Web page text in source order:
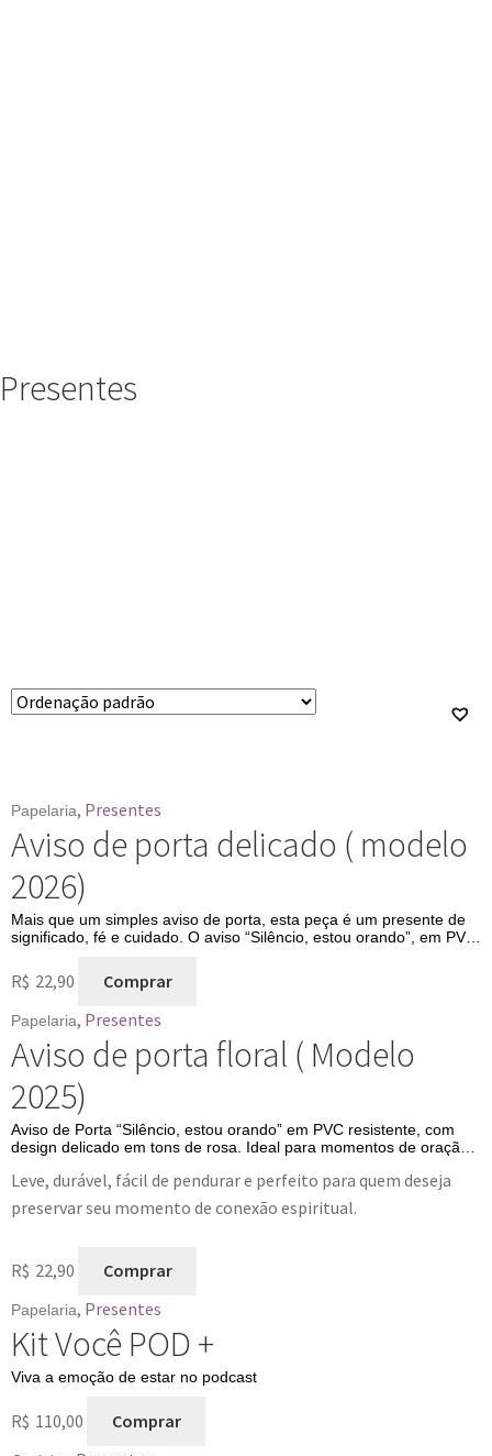
Presentes
Papelaria, Presentes
Aviso de porta delicado ( modelo
2026)
Mais que um simples aviso de porta, esta peça é um presente de
significado, fé e cuidado. O aviso “Silêncio, estou orando”, em PVC
presentear pessoas que amam momentos de conexão espiritual.
Uma lembrança especial para quem valoriza fé, propósito e
R$ 22,90 Comprar
Papelaria, Presentes
Aviso de porta floral ( Modelo
2025)
Aviso de Porta “Silêncio, estou orando” em PVC resistente, com
design delicado em tons de rosa. Ideal para momentos de oração,
ambiente.
Leve, durável, fácil de pendurar e perfeito para quem deseja
preservar seu momento de conexão espiritual.
R$ 22,90 Comprar
Papelaria, Presentes
Kit Você POD +
Viva a emoção de estar no podcast
R$ 110,00 Comprar